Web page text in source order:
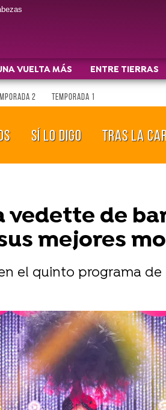
VUELTA MÁS ENTRE TIERRAS
2 TEMPORADA 1
SÍ LO DIGO TRAS LA
vedette de
mejores
el quinto programa